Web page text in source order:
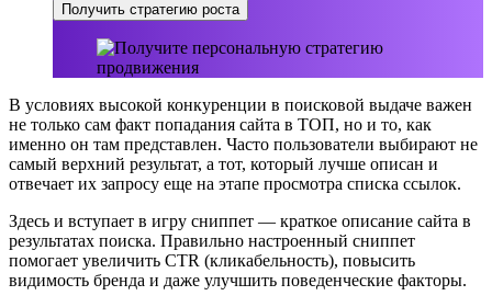
Получить стратегию роста
В условиях высокой конкуренции в поисковой выдаче важен
не только сам факт попадания сайта в ТОП, но и то, как
именно он там представлен. Часто пользователи выбирают не
самый верхний результат, а тот, который лучше описан и
отвечает их запросу еще на этапе просмотра списка ссылок.
Здесь и вступает в игру сниппет — краткое описание сайта в
результатах поиска. Правильно настроенный сниппет
помогает увеличить CTR (кликабельность), повысить
видимость бренда и даже улучшить поведенческие факторы.